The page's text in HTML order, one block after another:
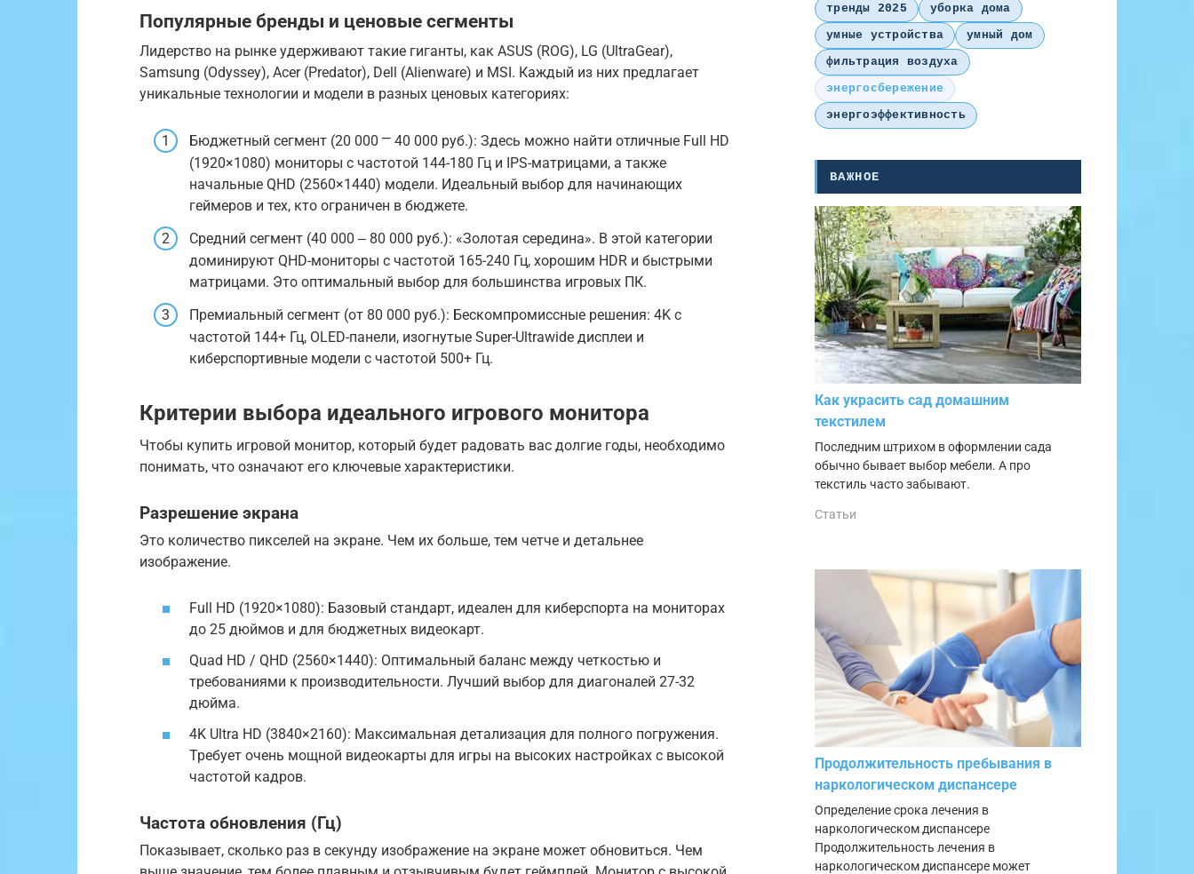
Популярные бренды и ценовые сегменты
Лидерство на рынке удерживают такие гиганты, как ASUS (ROG), LG (UltraGear),
Samsung (Odyssey), Acer (Predator), Dell (Alienware) и MSI. Каждый из них предлагает
уникальные технологии и модели в разных ценовых категориях:
Бюджетный сегмент (20 000 ⎻ 40 000 руб.): Здесь можно найти отличные Full HD
(1920×1080) мониторы с частотой 144-180 Гц и IPS-матрицами, а также
начальные QHD (2560×1440) модели. Идеальный выбор для начинающих
геймеров и тех, кто ограничен в бюджете.
Средний сегмент (40 000 ‒ 80 000 руб.): «Золотая середина». В этой категории
доминируют QHD-мониторы с частотой 165-240 Гц, хорошим HDR и быстрыми
матрицами. Это оптимальный выбор для большинства игровых ПК.
Премиальный сегмент (от 80 000 руб.): Бескомпромиссные решения: 4K с
частотой 144+ Гц, OLED-панели, изогнутые Super-Ultrawide дисплеи и
киберспортивные модели с частотой 500+ Гц.
Критерии выбора идеального игрового монитора
Чтобы купить игровой монитор, который будет радовать вас долгие годы, необходимо
понимать, что означают его ключевые характеристики.
Разрешение экрана
Это количество пикселей на экране. Чем их больше, тем четче и детальнее
изображение.
Full HD (1920×1080): Базовый стандарт, идеален для киберспорта на мониторах
до 25 дюймов и для бюджетных видеокарт.
Quad HD / QHD (2560×1440): Оптимальный баланс между четкостью и
требованиями к производительности. Лучший выбор для диагоналей 27-32
дюйма.
4K Ultra HD (3840×2160): Максимальная детализация для полного погружения.
Требует очень мощной видеокарты для игры на высоких настройках с высокой
частотой кадров.
Частота обновления (Гц)
Показывает, сколько раз в секунду изображение на экране может обновиться. Чем
тренды 2025
уборка дома
умные устройства
умный дом
фильтрация воздуха
энергосбережение
энергоэффективность
ВАЖНОЕ
Как украсить сад домашним
текстилем
Последним штрихом в оформлении сада
обычно бывает выбор мебели. А про
текстиль часто забывают.
Статьи
Продолжительность пребывания в
наркологическом диспансере
Определение срока лечения в
наркологическом диспансере
Продолжительность лечения в
наркологическом диспансере может